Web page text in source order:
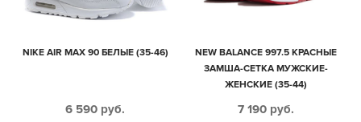
NIKE AIR MAX 90 БЕЛЫЕ (35-46)
6 590 руб.
NEW BALANCE 997.5 КРАСНЫЕ
ЗАМША-СЕТКА МУЖСКИЕ-
ЖЕНСКИЕ (35-44)
7 190 руб.